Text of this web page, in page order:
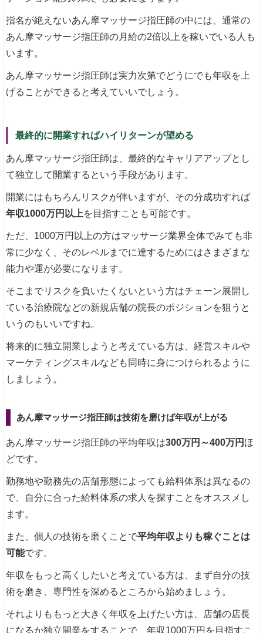
指名が絶えないあん摩マッサージ指圧師の中には、通常の
あん摩マッサージ指圧師の月給の2倍以上を稼いでいる人も
います。
あん摩マッサージ指圧師は実力次第でどうにでも年収を上
げることができると考えていいでしょう。
最終的に開業すればハイリターンが望める
あん摩マッサージ指圧師は、最終的なキャリアアップとし
て独立して開業するという手段があります。
開業にはもちろんリスクが伴いますが、その分成功すれば
年収1000万円以上を目指すことも可能です。
ただ、1000万円以上の方はマッサージ業界全体でみても非
常に少なく、そのレベルまでに達するためにはさまざまな
能力や運が必要になります。
そこまでリスクを負いたくないという方はチェーン展開し
ている治療院などの新規店舗の院長のポジションを狙うと
いうのもいいですね。
将来的に独立開業しようと考えている方は、経営スキルや
マーケティングスキルなども同時に身につけられるように
しましょう。
あん摩マッサージ指圧師は技術を磨けば年収が上がる
あん摩マッサージ指圧師の平均年収は300万円～400万円 ほ
どです。
勤務地や勤務先の店舗形態によっても給料体系は異なるの
で、自分に合った給料体系の求人を探すことをオススメし
ます。
また、個人の技術を磨くことで平均年収よりも稼ぐことは
可能です。
年収をもっと高くしたいと考えている方は、まず自分の技
術を磨き、専門性を深めるところから始めましょう。
それよりももっと大きく年収を上げたい方は、店舗の店長
になるか独立開業をすることで、年収1000万円を目指すこ